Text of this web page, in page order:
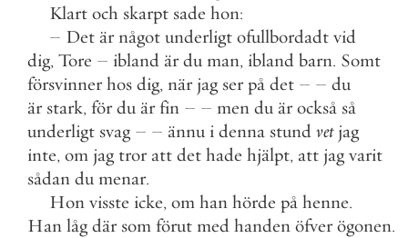
Klart och skarpt sade hon:
– Det är något underligt ofullbordadt vid
dig, Tore – ibland är du man, ibland barn. Somt
försvinner hos dig, när jag ser på det – – du
är stark, för du är fin – – men du är också så
underligt svag – – ännu i denna stund vet jag
inte, om jag tror att det hade hjälpt, att jag varit
sådan du menar.
Hon visste icke, om han hörde på henne.
Han låg där som förut med handen öfver ögonen.